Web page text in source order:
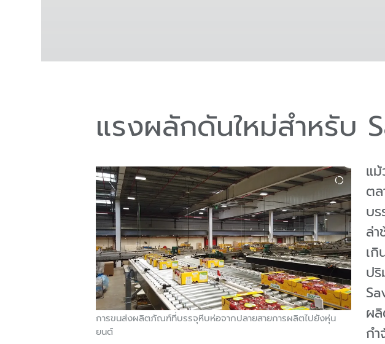
แรงผลักดันใหม่สำหรับ
แ
ต
บ
ล่
เ
ป
ผ
ก
การขนส่งผลิตภัณฑ์ที่บรรจุหีบห่อจากปลายสายการผลิตไปยังหุ่น
ยนต์